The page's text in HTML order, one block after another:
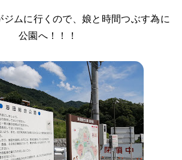
ジムに行くので、娘と時間つぶす為に
公園へ！！！